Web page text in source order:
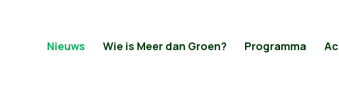
Nieuws Wie is Meer dan Groen? Programma